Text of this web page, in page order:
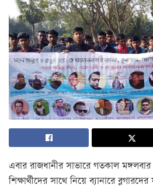
এবার রাজধানীর সাভারে গতকাল মঙ্গলবার
শিক্ষার্থীদের সাথে নিয়ে ব্যানারে